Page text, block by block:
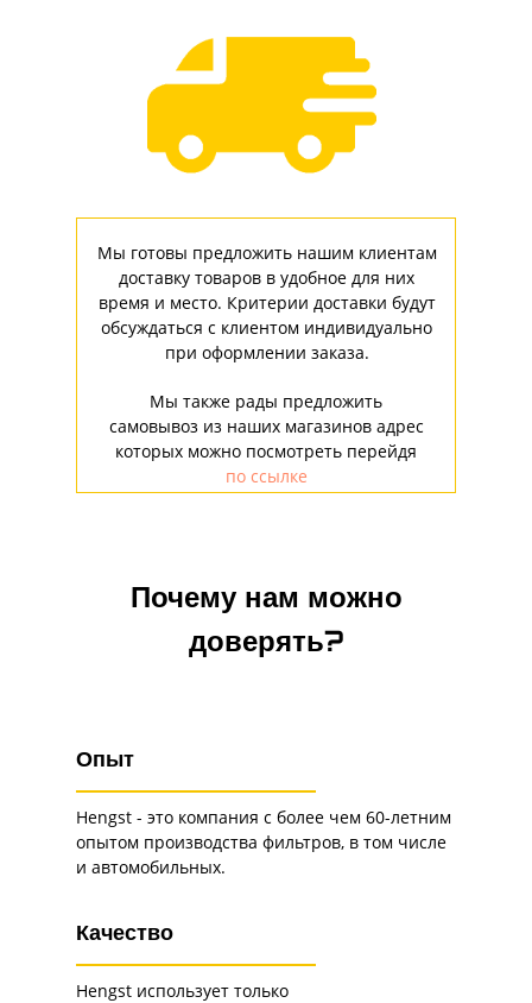
Мы готовы предложить нашим клиентам
доставку товаров в удобное для них
время и место. Критерии доставки будут
обсуждаться с клиентом индивидуально
при оформлении заказа.
Мы также рады предложить
самовывоз из наших магазинов адрес
которых можно посмотреть перейдя
по ссылке
Почему нам можно
доверять?
Опыт
Hengst - это компания с более чем 60-летним
опытом производства фильтров, в том числе
и автомобильных.
Качество
Hengst использует только